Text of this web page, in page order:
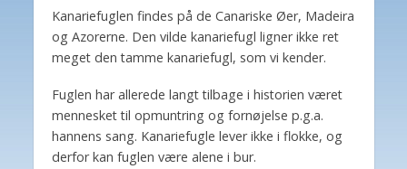
Kanariefuglen findes på de Canariske Øer, Madeira
og Azorerne. Den vilde kanariefugl ligner ikke ret
meget den tamme kanariefugl, som vi kender.
Fuglen har allerede langt tilbage i historien været
mennesket til opmuntring og fornøjelse p.g.a.
hannens sang. Kanariefugle lever ikke i flokke, og
derfor kan fuglen være alene i bur.